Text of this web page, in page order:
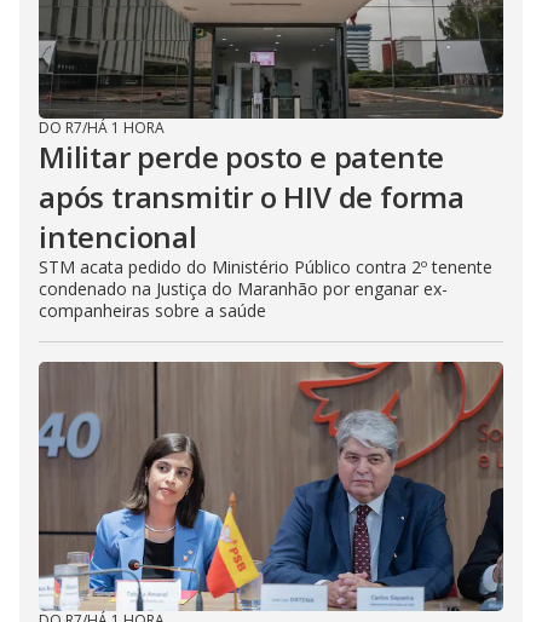
DO R7/HÁ 1 HORA
Militar perde posto e patente
após transmitir o HIV de forma
intencional
STM acata pedido do Ministério Público contra 2º tenente
condenado na Justiça do Maranhão por enganar ex-
companheiras sobre a saúde